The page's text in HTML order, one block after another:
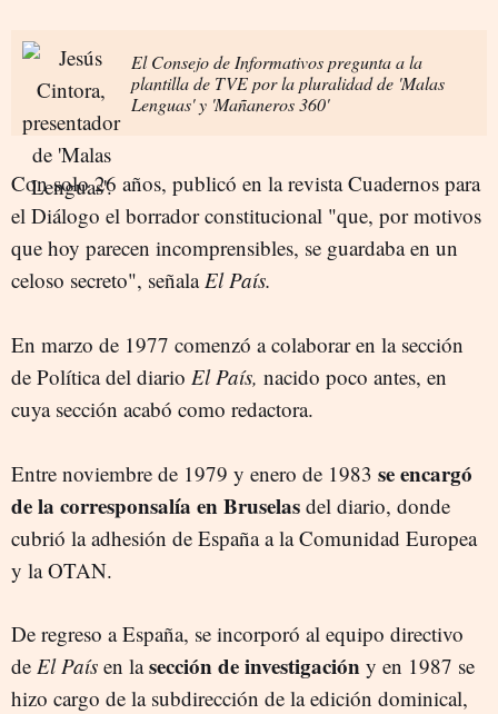
El Consejo de Informativos pregunta a la
plantilla de TVE por la pluralidad de 'Malas
Lenguas' y 'Mañaneros 360'
Con solo 26 años, publicó en la revista Cuadernos para
el Diálogo el borrador constitucional "que, por motivos
que hoy parecen incomprensibles, se guardaba en un
celoso secreto", señala El País.
En marzo de 1977 comenzó a colaborar en la sección
de Política del diario El País, nacido poco antes, en
cuya sección acabó como redactora.
Entre noviembre de 1979 y enero de 1983 se encargó
de la corresponsalía en Bruselas del diario, donde
cubrió la adhesión de España a la Comunidad Europea
y la OTAN.
De regreso a España, se incorporó al equipo directivo
de El País en lasección de investigación y en 1987 se
hizo cargo de la subdirección de la edición dominical,